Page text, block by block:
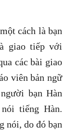
cách là bạn
giao tiếp với
các bài giao
viên bản ngữ
bạn Hàn
tiếng Hàn.
nói, do đó bạn